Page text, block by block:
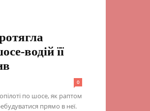
водій її
0
по шосе, як раптом
прямо в неї.